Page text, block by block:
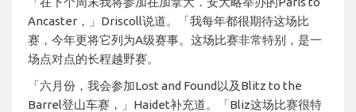
Ancaster，」Driscoll说道。「我每年都很期待这场比
赛，今年更将它列为A级赛事。这场比赛非常特别，是一
场点对点的长程越野赛。
「六月份，我会参加Lost and Found以及Blitz to the
Barrel登山车赛，」Haidet补充道。「Bliz这场比赛很特